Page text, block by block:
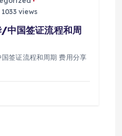
views
中国签证流程和周
签证流程和周期 费用分享